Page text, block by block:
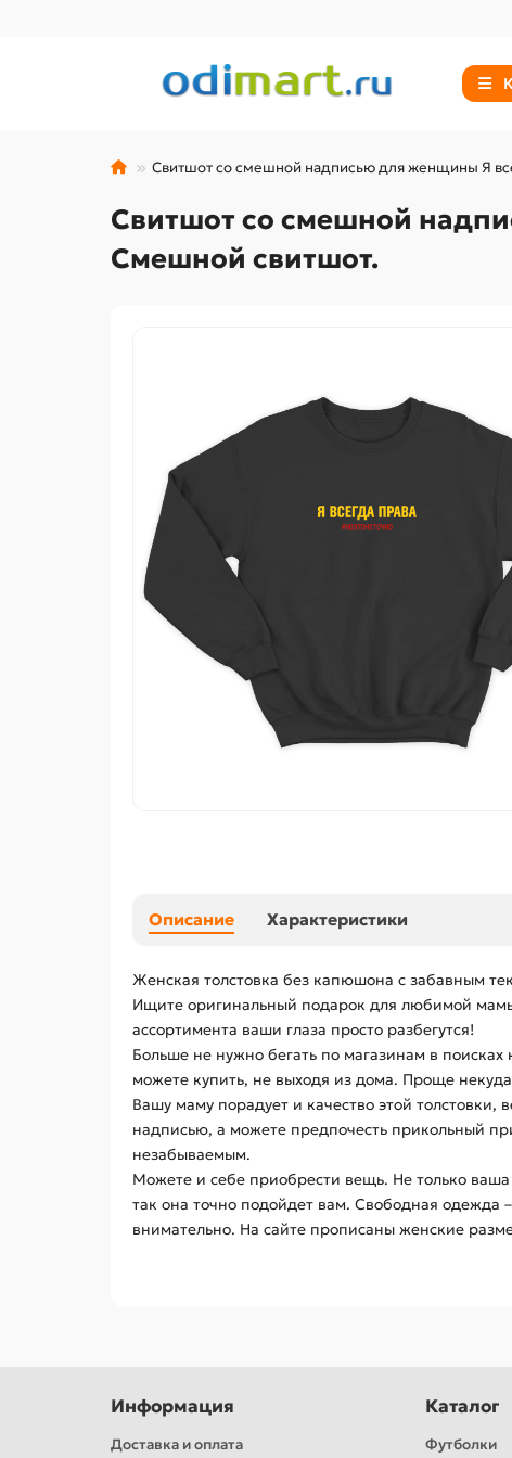
Свитшот со смешной надписью для женщины Я
Свитшот со смешной
Смешной свитшот.
Описание Характеристики
Женская толстовка без капюшона с забавным
Ищите оригинальный подарок для любимой
ассортимента ваши глаза просто разбегутся!
Больше не нужно бегать по магазинам в
можете купить, не выходя из дома. Проще
Вашу маму порадует и качество этой толстовки,
надписью, а можете предпочесть прикольный
незабываемым.
Можете и себе приобрести вещь. Не только
так она точно подойдет вам. Свободная одежда
внимательно. На сайте прописаны женские
Информация
Доставка и оплата
Каталог
Футболки